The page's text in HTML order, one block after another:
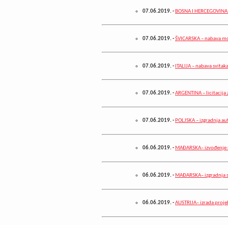
07.06.2019.- BOSNA I
07.06.2019.-ŠVICARSKA – nabava
07.06.2019.- ITALIJA – nabava
07.06.2019.-ARGENTINA –
07.06.2019.-POLJSKA – izgradnja
06.06.2019.-MAĐARSKA–
06.06.2019.-MAĐARSKA–
06.06.2019.-AUSTRIJA– izrada